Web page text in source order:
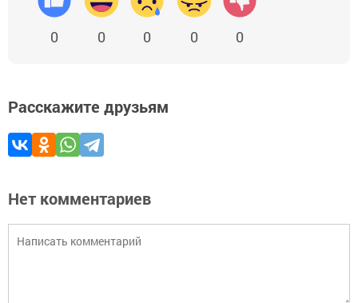
0 0 0 0 0
Расскажите друзьям
Нет комментариев